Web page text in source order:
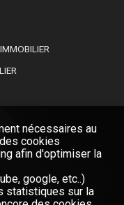
enregistrez-
newsletter
nécessaires au
cookies
afin d'optimiser la
google, etc..)
statistiques sur la